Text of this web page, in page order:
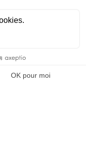
Tous droits réservés -